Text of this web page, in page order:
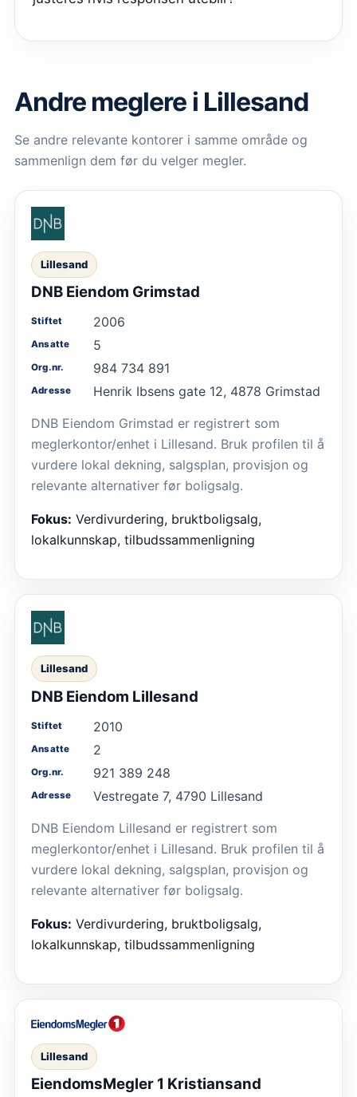
Andre meglere i Lillesand
Se andre relevante kontorer i samme område og
sammenlign dem før du velger megler.
Lillesand
DNB Eiendom Grimstad
Stiftet 2006
Ansatte 5
Org.nr. 984 734 891
Adresse
Henrik Ibsens gate 12, 4878 Grimstad
DNB Eiendom Grimstad er registrert som
meglerkontor/enhet i Lillesand. Bruk profilen til å
vurdere lokal dekning, salgsplan, provisjon og
relevante alternativer før boligsalg.
Fokus: Verdivurdering, bruktboligsalg,
lokalkunnskap, tilbudssammenligning
Lillesand
DNB Eiendom Lillesand
Stiftet 2010
Ansatte 2
Org.nr. 921 389 248
Adresse
Vestregate 7, 4790 Lillesand
DNB Eiendom Lillesand er registrert som
meglerkontor/enhet i Lillesand. Bruk profilen til å
vurdere lokal dekning, salgsplan, provisjon og
relevante alternativer før boligsalg.
Fokus: Verdivurdering, bruktboligsalg,
lokalkunnskap, tilbudssammenligning
Lillesand
EiendomsMegler 1 Kristiansand